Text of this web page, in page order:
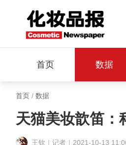
首页 数据
首页 / 数据
天猫美妆歆笛：
王钦｜记者｜2021-10-13